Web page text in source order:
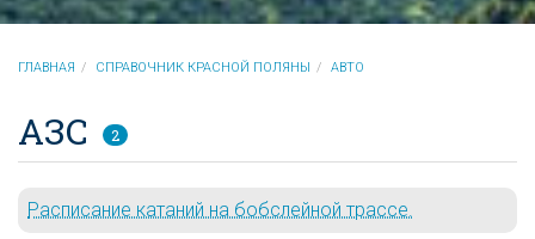
ГЛАВНАЯ СПРАВОЧНИК КРАСНОЙ ПОЛЯНЫ АВТО
АЗС 2
Расписание катаний на бобслейной трассе.